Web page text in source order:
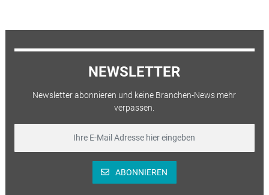
NEWSLETTER
Newsletter abonnieren und keine Branchen-News mehr
verpassen.
ABONNIEREN